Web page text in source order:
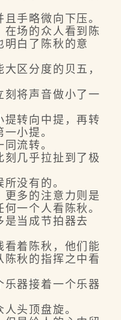
手略微向下压。
场的众人看到陈
明白了陈秋的意
区分度的贝五，
将声音做小了一
转向中提，再转
小提。
流转。
几乎拉扯到了极
没有的。
多的注意力则是
一个人看陈秋。
当成节拍器去
着陈秋，他们能
陈秋的指挥之中看
器接着一个乐器
头顶盘旋。